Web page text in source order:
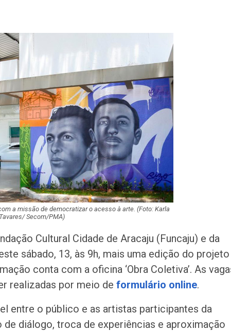
a missão de democratizar o acesso à arte. (Foto: Karla
Tavares/ Secom/PMA)
Cultural Cidade de Aracaju (Funcaju) e da
sábado, 13, às 9h, mais uma edição do projeto
conta com a oficina ‘Obra Coletiva’. As
realizadas por meio de formulário online.
entre o público e as artistas participantes da
de diálogo, troca de experiências e aproximação
pretendem